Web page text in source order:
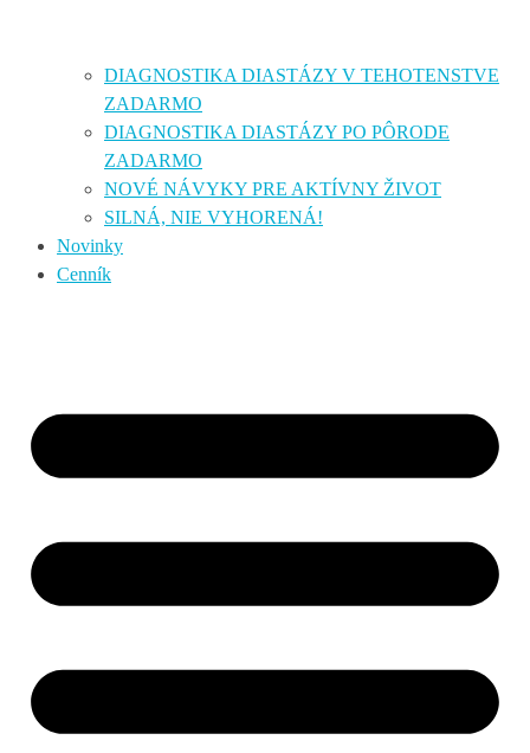
DIAGNOSTIKA DIASTÁZY V TEHOTENSTVE
ZADARMO
DIAGNOSTIKA DIASTÁZY PO PÔRODE
ZADARMO
NOVÉ NÁVYKY PRE AKTÍVNY ŽIVOT
SILNÁ, NIE VYHORENÁ!
Novinky
Cenník